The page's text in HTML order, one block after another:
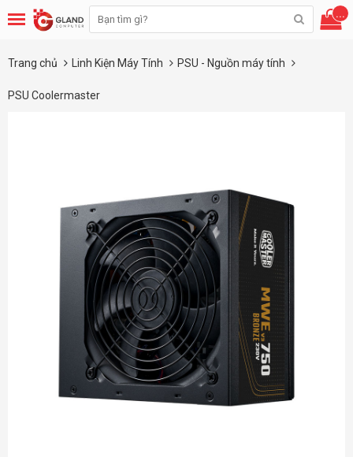
...
Trang chủ Linh Kiện Máy Tính PSU - Nguồn máy tính
PSU Coolermaster